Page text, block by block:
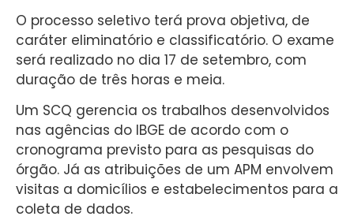
O processo seletivo terá prova objetiva, de
caráter eliminatório e classificatório. O exame
será realizado no dia 17 de setembro, com
duração de três horas e meia.
Um SCQ gerencia os trabalhos desenvolvidos
nas agências do IBGE de acordo com o
cronograma previsto para as pesquisas do
órgão. Já as atribuições de um APM envolvem
visitas a domicílios e estabelecimentos para a
coleta de dados.